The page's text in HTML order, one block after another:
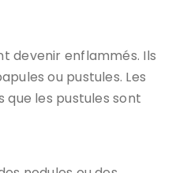
devenir enflammés. Ils
ou pustules. Les
que les pustules sont